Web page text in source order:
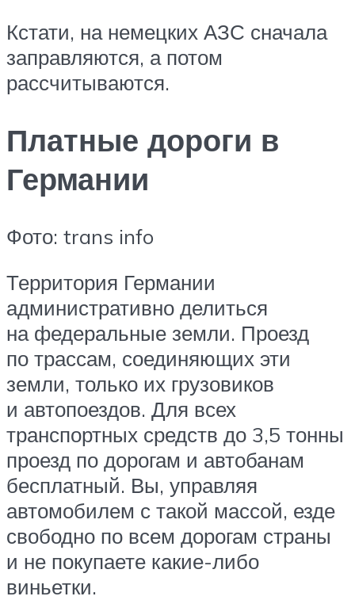
Кстати, на немецких АЗС сначала
заправляются, а потом
рассчитываются.
Платные дороги в
Германии
Фото: trans info
Территория Германии
административно делиться
на федеральные земли. Проезд
по трассам, соединяющих эти
земли, только их грузовиков
и автопоездов. Для всех
транспортных средств до 3,5 тонны
проезд по дорогам и автобанам
бесплатный. Вы, управляя
автомобилем с такой массой, езде
свободно по всем дорогам страны
и не покупаете какие-либо
виньетки.